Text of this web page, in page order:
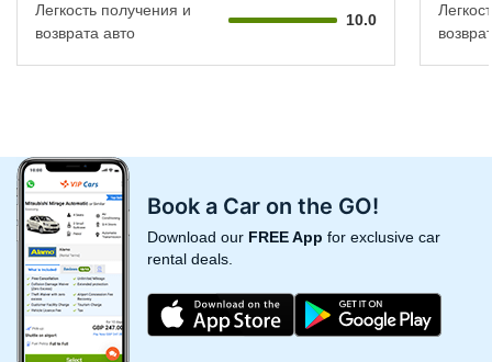
Легкость получения и
возврата авто
10.0
Book a Car on the GO!
Download our FREE App for exclusive car
rental deals.